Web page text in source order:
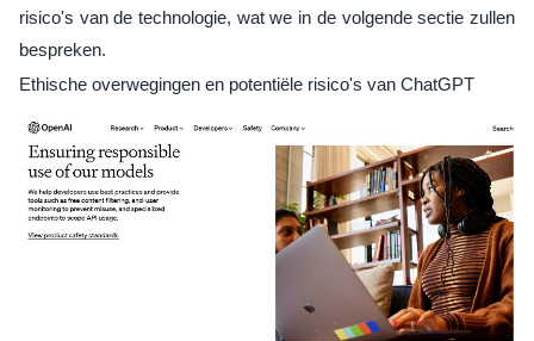
risico's van de technologie, wat we in de volgende sectie zullen
bespreken.
Ethische overwegingen en potentiële risico's van ChatGPT